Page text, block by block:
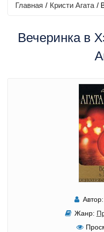
Главная / Кристи Агата /
Вечеринка в
Автор:
Жанр: